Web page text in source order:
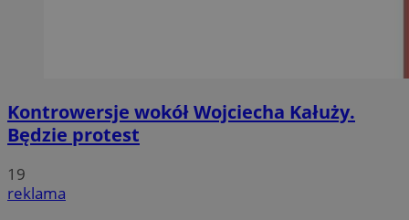
Kontrowersje wokół Wojciecha Kałuży.
Będzie protest
19
reklama